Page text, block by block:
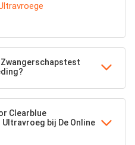
Clearblue
bij De Online